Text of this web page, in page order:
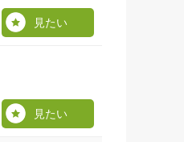
見たい
見たい